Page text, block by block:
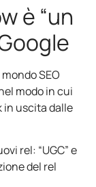
è “un
SEO
modo in cui
in uscita dalle
rel: “UGC” e
del rel